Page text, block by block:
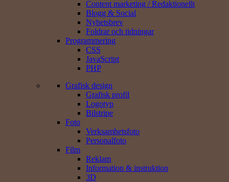
Content marketing / Redaktionellt
Blogg & Social
Nyhetsbrev
Foldrar och tidningar
Programmering
CSS
JavaScript
PHP
Grafisk design
Grafisk profil
Logotyp
Bilstripe
Foto
Verksamhets­foto
Personal­foto
Film
Reklam
Information & instruktion
3D